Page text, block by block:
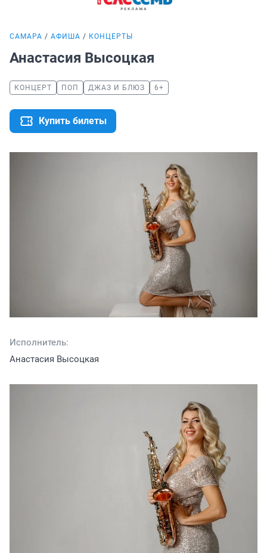
САМАРА АФИША КОНЦЕРТЫ
Анастасия Высоцкая
КОНЦЕРТ ПОП ДЖАЗ И БЛЮЗ 6+
Купить билеты
Исполнитель:
Анастасия Высоцкая